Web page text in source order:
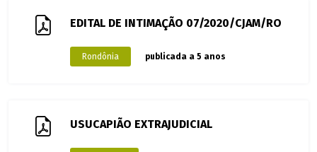
EDITAL DE INTIMAÇÃO 07/2020/CJAM/RO
Rondônia publicada a 5 anos
USUCAPIÃO EXTRAJUDICIAL